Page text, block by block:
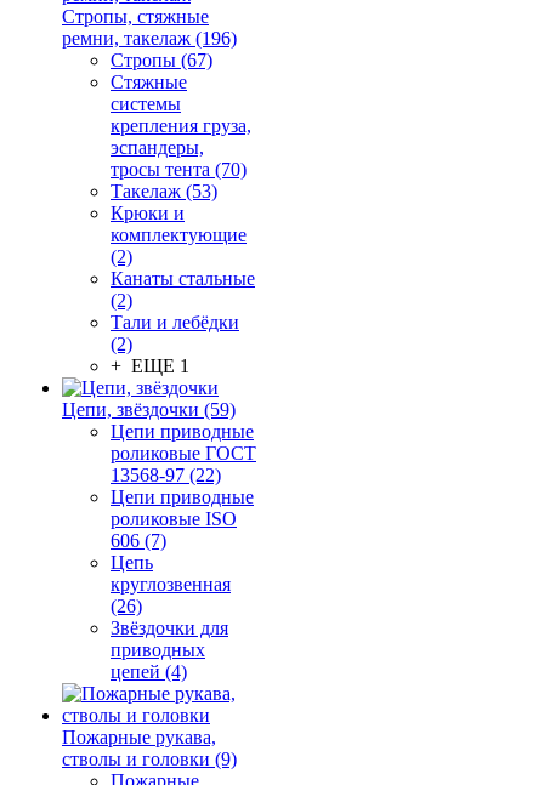
Стропы, стяжные
ремни, такелаж (196)
Стропы (67)
Стяжные
системы
крепления груза,
эспандеры,
тросы тента (70)
Такелаж (53)
Крюки и
комплектующие
(2)
Канаты стальные
(2)
Тали и лебёдки
(2)
+ ЕЩЕ 1
Цепи, звёздочки (59)
Цепи приводные
роликовые ГОСТ
13568-97 (22)
Цепи приводные
роликовые ISO
606 (7)
Цепь
круглозвенная
(26)
Звёздочки для
приводных
цепей (4)
Пожарные рукава,
стволы и головки (9)
Пожарные